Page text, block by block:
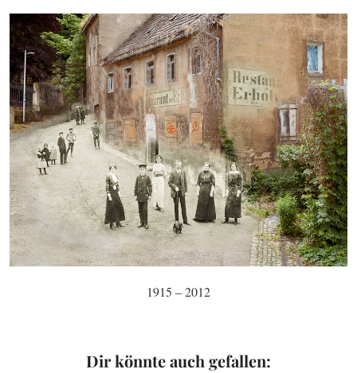
1915 – 2012
Dir könnte auch gefallen: